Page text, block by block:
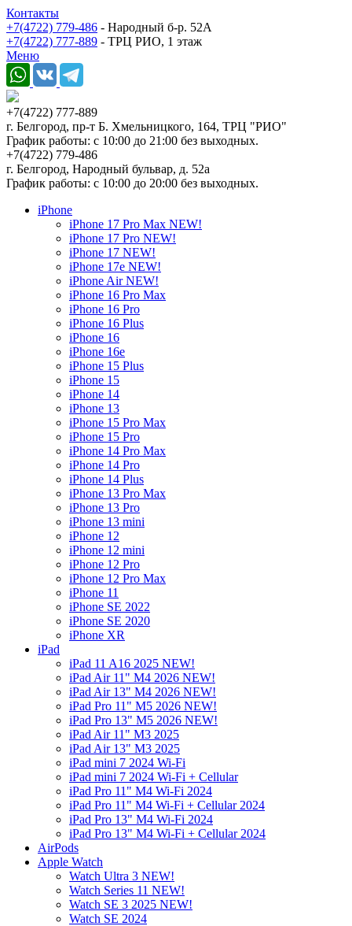
Контакты
+7(4722) 779-486 - Народный б-р. 52А
+7(4722) 777-889 - ТРЦ РИО, 1 этаж
Меню
+7(4722) 777-889
г. Белгород, пр-т Б. Хмельницкого, 164, ТРЦ "РИО"
График работы: с 10:00 до 21:00 без выходных.
+7(4722) 779-486
г. Белгород, Народный бульвар, д. 52а
График работы: с 10:00 до 20:00 без выходных.
iPhone
iPhone 17 Pro Max NEW!
iPhone 17 Pro NEW!
iPhone 17 NEW!
iPhone 17e NEW!
iPhone Air NEW!
iPhone 16 Pro Max
iPhone 16 Pro
iPhone 16 Plus
iPhone 16
iPhone 16e
iPhone 15 Plus
iPhone 15
iPhone 14
iPhone 13
iPhone 15 Pro Max
iPhone 15 Pro
iPhone 14 Pro Max
iPhone 14 Pro
iPhone 14 Plus
iPhone 13 Pro Max
iPhone 13 Pro
iPhone 13 mini
iPhone 12
iPhone 12 mini
iPhone 12 Pro
iPhone 12 Pro Max
iPhone 11
iPhone SE 2022
iPhone SE 2020
iPhone XR
iPad
iPad 11 A16 2025 NEW!
iPad Air 11" M4 2026 NEW!
iPad Air 13" M4 2026 NEW!
iPad Pro 11" M5 2026 NEW!
iPad Pro 13" M5 2026 NEW!
iPad Air 11" M3 2025
iPad Air 13" M3 2025
iPad mini 7 2024 Wi-Fi
iPad mini 7 2024 Wi-Fi + Cellular
iPad Pro 11" M4 Wi-Fi 2024
iPad Pro 11" M4 Wi-Fi + Cellular 2024
iPad Pro 13" M4 Wi-Fi 2024
iPad Pro 13" M4 Wi-Fi + Cellular 2024
AirPods
Apple Watch
Watch Ultra 3 NEW!
Watch Series 11 NEW!
Watch SE 3 2025 NEW!
Watch SE 2024